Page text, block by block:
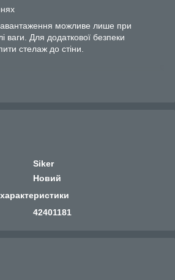
можливе лише при
ваги. Для додаткової безпеки
стелаж до стіни.
Siker
Новий
42401181